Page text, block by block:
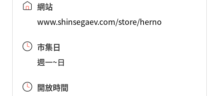
網站
www.shinsegaev.com/store/herno
市集日
週一~日
開放時間